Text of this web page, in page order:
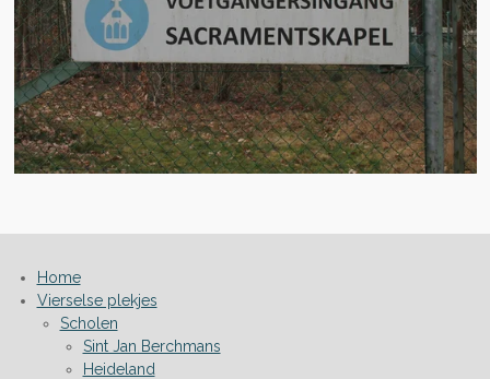
Home
Vierselse plekjes
Scholen
Sint Jan Berchmans
Heideland